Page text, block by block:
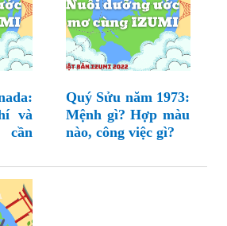
và
cần
Quý Sửu năm 1973:
Mệnh gì? Hợp màu
nào, công việc gì?